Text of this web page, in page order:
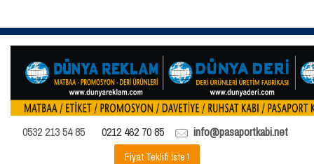
0532 213 54 85 0212 462 70 85 info@pasaportkabi.net
Fiyat Teklifi İste !